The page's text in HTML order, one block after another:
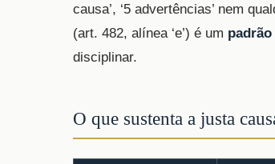
causa’, ‘5 advertências’ nem
(art. 482, alínea ‘e’) é um
disciplinar.
O que sustenta a justa